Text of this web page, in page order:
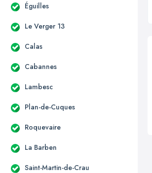
Éguilles
Le Verger 13
Calas
Cabannes
Lambesc
Plan-de-Cuques
Roquevaire
La Barben
Saint-Martin-de-Crau